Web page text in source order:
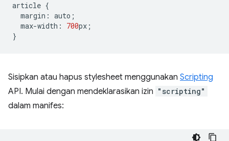
article {
margin : auto ;
max-width : 700px ;
}
Sisipkan atau hapus stylesheet menggunakan Scripting
API. Mulai dengan mendeklarasikan izin "scripting"
dalam manifes: